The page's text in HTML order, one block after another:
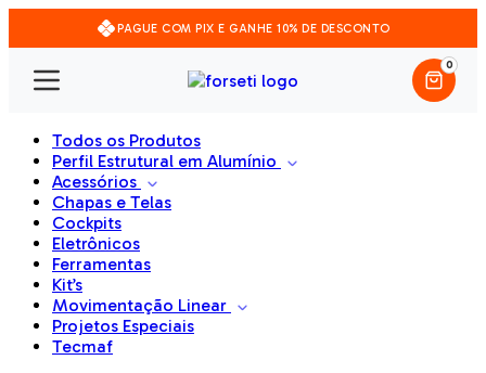
PAGUE COM PIX E GANHE 10% DE DESCONTO
0
Todos os Produtos
Perfil Estrutural em Alumínio
Acessórios
Chapas e Telas
Cockpits
Eletrônicos
Ferramentas
Kit’s
Movimentação Linear
Projetos Especiais
Tecmaf